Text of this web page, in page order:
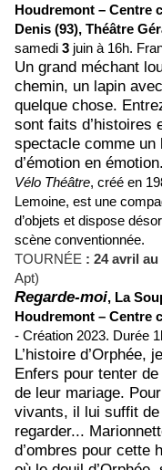
Houdremont – Centre
Denis (93), Théâtre
samedi 3 juin à 16h.
Un grand méchant
chemin, un lapin
quelque chose.
sont faits d’histoires
spectacle comme un
d’émotion en émotion.
Vélo Théâtre, créé en
Lemoine, est une
d’objets et dispose
scène conventionnée.
TOURNÉE : 24 avril au
Apt)
Regarde-moi, La
Houdremont – Centre
- Création 2023. Durée
L’histoire d’Orphée,
Enfers pour tenter
de leur mariage.
vivants, il lui suffit
regarder...
d’ombres pour cette